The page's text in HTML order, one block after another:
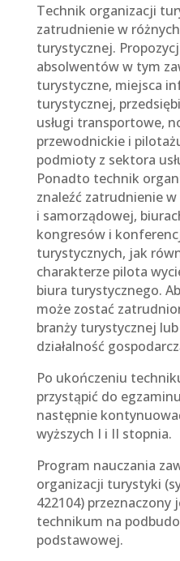
Technik organizacji
zatrudnienie w
turystycznej.
absolwentów w tym
turystyczne, miejsca
turystycznej,
usługi transportowe,
przewodnickie i
podmioty z sektora
Ponadto technik
znaleźć zatrudnienie
i samorządowej,
kongresów i
turystycznych, jak
charakterze pilota
biura turystycznego.
może zostać
branży turystycznej
działalność
Po ukończeniu
przystąpić do
następnie
wyższych I i II stopnia.
Program nauczania
organizacji turystyki
422104)
technikum na
podstawowej.